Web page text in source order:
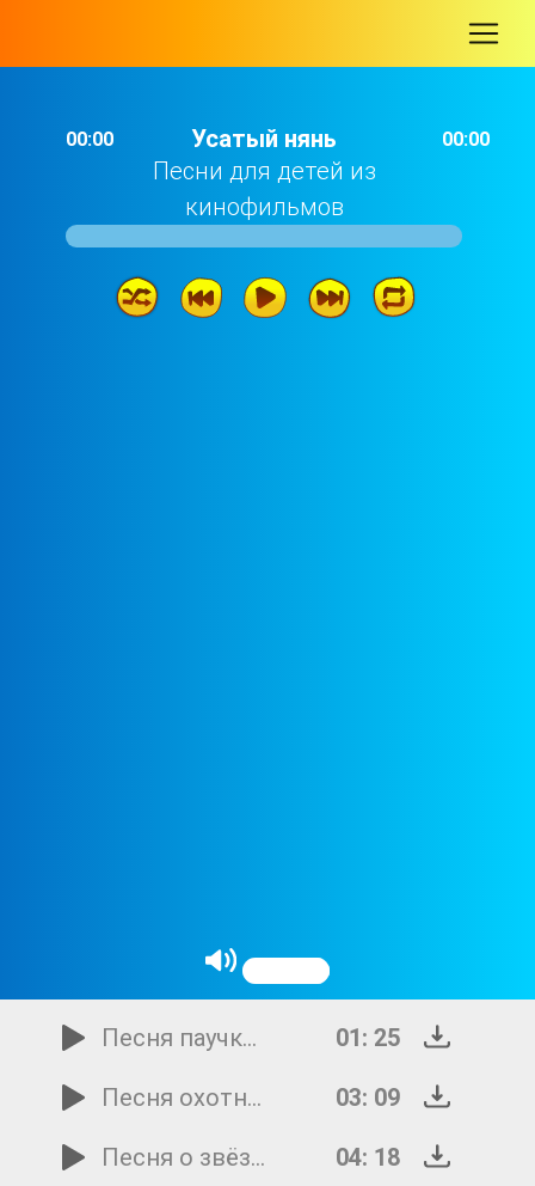
00:00
Усатый нянь
Песни для детей из
кинофильмов
00:00
Песня пиратов
Песня паучка Ананси
01: 25
Песня охотника
03: 09
Песня о звёздах
04: 18